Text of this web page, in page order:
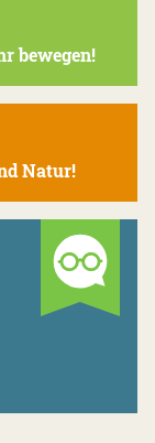
bewegen!
Natur!